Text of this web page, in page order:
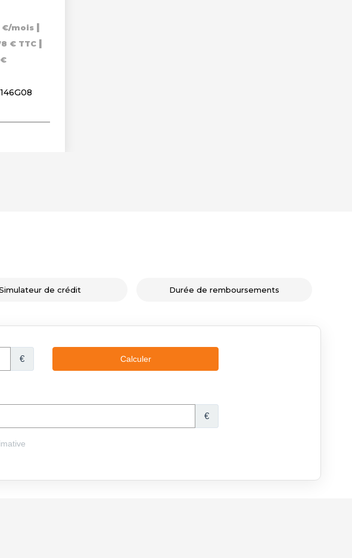
€/mois |
€ TTC |
146G08
de crédit Durée de remboursements